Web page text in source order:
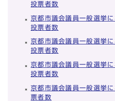
投票者数
京都市議会議員一般選挙
投票者数
京都市議会議員一般選挙
投票者数
京都市議会議員一般選挙
投票者数
京都市議会議員一般選挙
票者数